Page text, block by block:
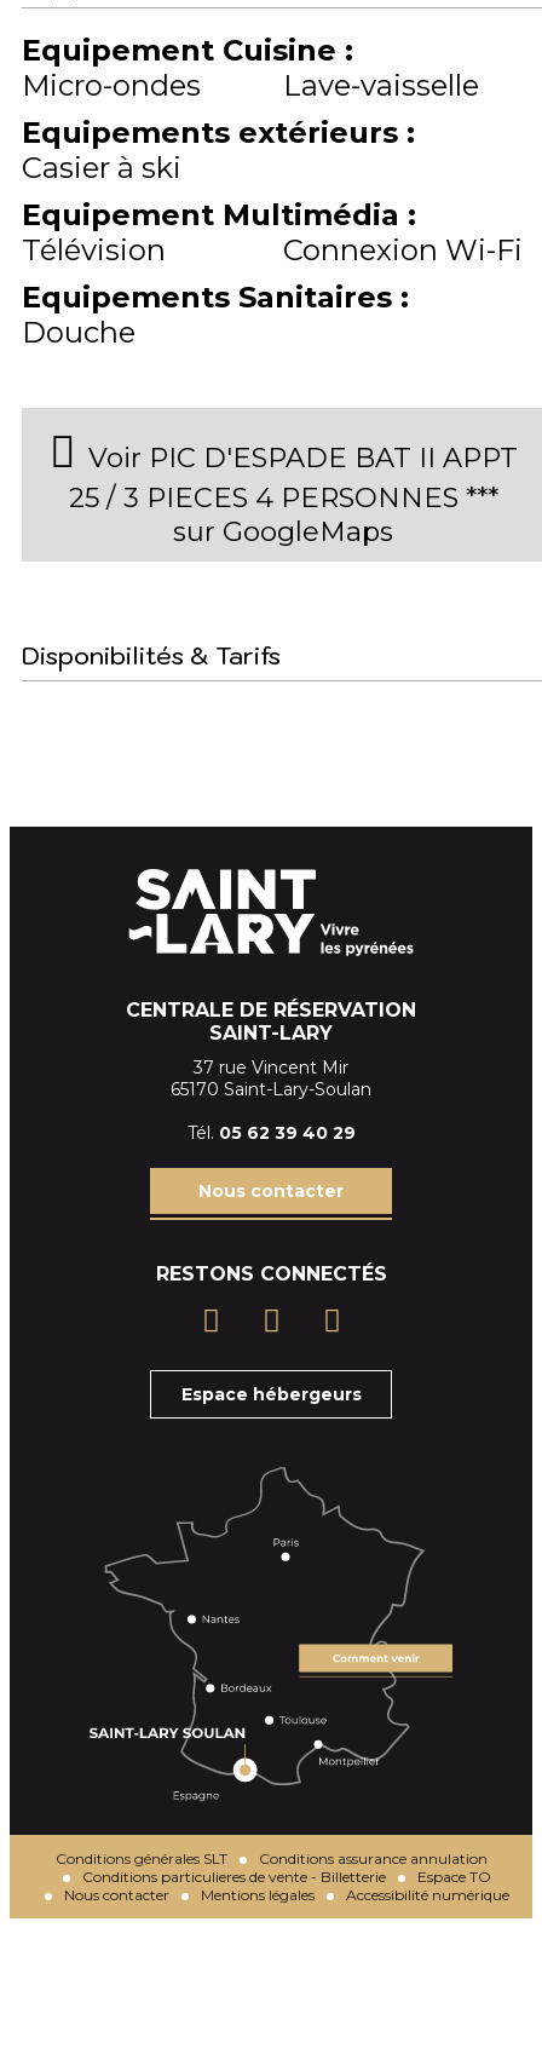
Equipement Cuisine :
Micro-ondes
Lave-vaisselle
Equipements extérieurs :
Casier à ski
Equipement Multimédia :
Télévision
Connexion Wi-Fi
Equipements Sanitaires :
Douche
Voir PIC D'ESPADE BAT II APPT
25 / 3 PIECES 4 PERSONNES ***
sur GoogleMaps
Disponibilités & Tarifs
CENTRALE DE RÉSERVATION
SAINT-LARY
37 rue Vincent Mir
65170 Saint-Lary-Soulan
Tél. 05 62 39 40 29
Nous contacter
RESTONS CONNECTÉS
Espace hébergeurs
Conditions générales SLT
Conditions assurance annulation
Conditions particulieres de vente - Billetterie
Espace TO
Nous contacter
Mentions légales Accessibilité numérique